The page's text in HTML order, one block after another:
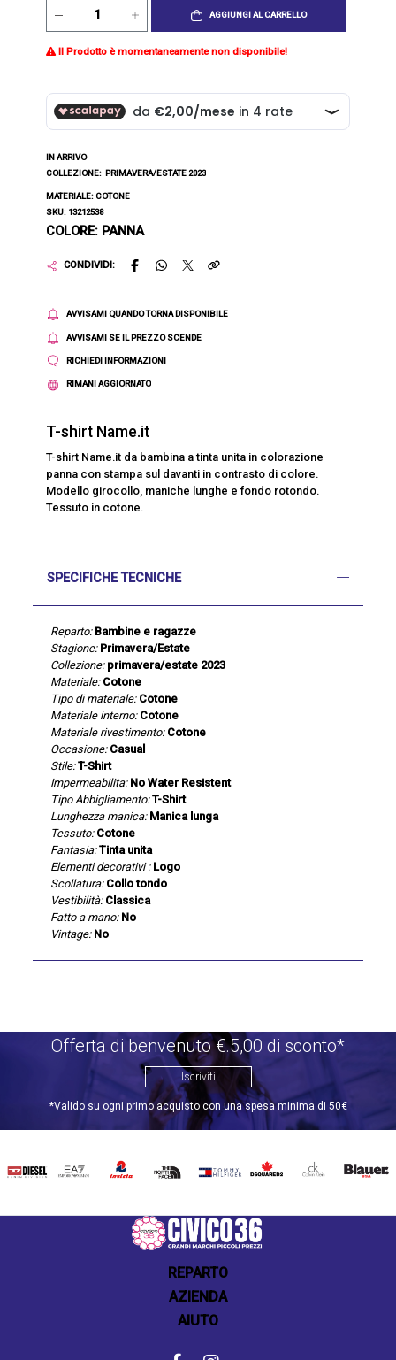
AGGIUNGI AL CARRELLO
Il Prodotto è momentaneamente non disponibile!
IN ARRIVO
COLLEZIONE: PRIMAVERA/ESTATE 2023
MATERIALE: COTONE
SKU: 13212538
COLORE: PANNA
CONDIVIDI:
AVVISAMI QUANDO TORNA DISPONIBILE
AVVISAMI SE IL PREZZO SCENDE
RICHIEDI INFORMAZIONI
RIMANI AGGIORNATO
T-shirt Name.it
T-shirt Name.it da bambina a tinta unita in colorazione
panna con stampa sul davanti in contrasto di colore.
Modello girocollo, maniche lunghe e fondo rotondo.
Tessuto in cotone.
SPECIFICHE TECNICHE
Reparto: Bambine e ragazze
Stagione: Primavera/Estate
Collezione: primavera/estate 2023
Materiale: Cotone
Tipo di materiale: Cotone
Materiale interno: Cotone
Materiale rivestimento: Cotone
Occasione: Casual
Stile: T-Shirt
Impermeabilita: No Water Resistent
Tipo Abbigliamento: T-Shirt
Lunghezza manica: Manica lunga
Tessuto: Cotone
Fantasia: Tinta unita
Elementi decorativi : Logo
Scollatura: Collo tondo
Vestibilità: Classica
Fatto a mano: No
Vintage: No
Offerta di benvenuto €.5,00 di sconto*
Iscriviti
*Valido su ogni primo acquisto con una spesa minima di 50€
DIESEL EA7 INVICTATHE
TOMMY
DSQUARED2
CALVIN BLAUER
REPARTO
AZIENDA
AIUTO